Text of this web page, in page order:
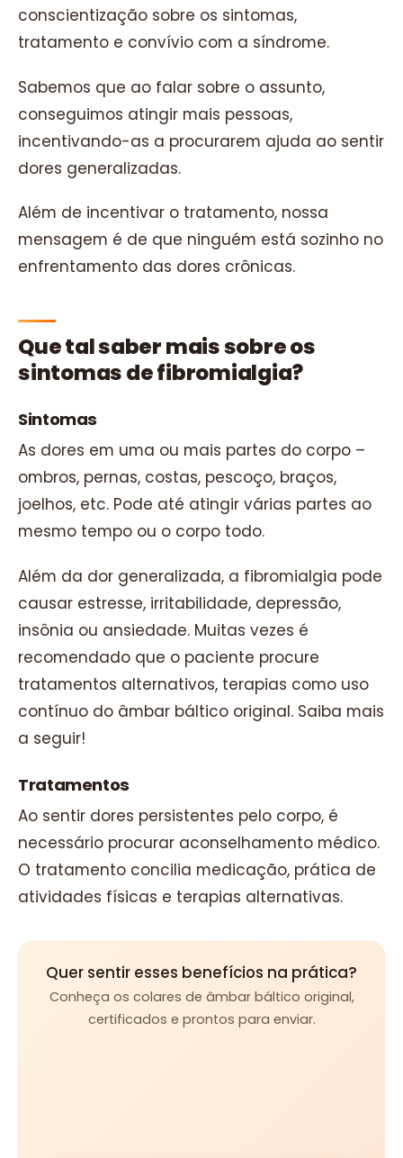
conscientização sobre os sintomas,
tratamento e convívio com a síndrome.
Sabemos que ao falar sobre o assunto,
conseguimos atingir mais pessoas,
incentivando-as a procurarem ajuda ao sentir
dores generalizadas.
Além de incentivar o tratamento, nossa
mensagem é de que ninguém está sozinho no
enfrentamento das dores crônicas.
Que tal saber mais sobre os
sintomas de fibromialgia?
Sintomas
As dores em uma ou mais partes do corpo –
ombros, pernas, costas, pescoço, braços,
joelhos, etc. Pode até atingir várias partes ao
mesmo tempo ou o corpo todo.
Além da dor generalizada, a fibromialgia pode
causar estresse, irritabilidade, depressão,
insônia ou ansiedade. Muitas vezes é
recomendado que o paciente procure
tratamentos alternativos, terapias como uso
contínuo do âmbar báltico original. Saiba mais
a seguir!
Tratamentos
Ao sentir dores persistentes pelo corpo, é
necessário procurar aconselhamento médico.
O tratamento concilia medicação, prática de
atividades físicas e terapias alternativas.
Quer sentir esses benefícios na prática?
Conheça os colares de âmbar báltico original,
certificados e prontos para enviar.